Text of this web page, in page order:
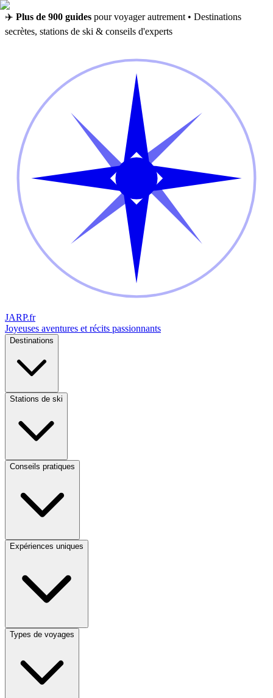
✈️ Plus de 900 guides pour voyager autrement • Destinations
secrètes, stations de ski & conseils d'experts
JARP.fr
Joyeuses aventures et récits passionnants
Destinations
Stations de ski
Conseils pratiques
Expériences uniques
Types de voyages